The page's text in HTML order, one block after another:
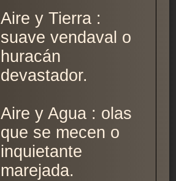
Aire y Tierra :
suave vendaval o
huracán
devastador.
Aire y Agua : olas
que se mecen o
inquietante
marejada.